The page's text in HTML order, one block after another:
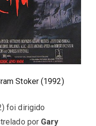
Stoker (1992)
foi dirigido
por Gary